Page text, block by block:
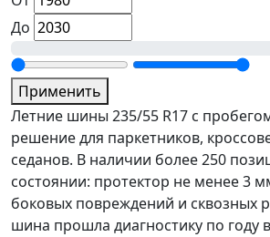
До
Применить
Летние шины 235/55 R17 с
решение для паркетников,
седанов. В наличии более 250
состоянии: протектор не менее 3
боковых повреждений и сквозных
шина прошла диагностику по году